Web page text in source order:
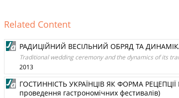
Related Content
РАДИЦІЙНИЙ ВЕСІЛЬНИЙ ОБРЯД ТА
Traditional wedding ceremony and the dynamics of its
2013
ГОСТИННІСТЬ УКРАЇНЦІВ ЯК ФОРМА
проведення гастрономічних фестивалів)